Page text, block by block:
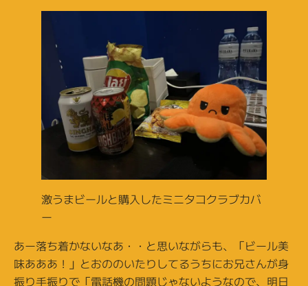
激うまビールと購入したミニタコクラブカバ
ー
あー落ち着かないなあ・・と思いながらも、「ビール美
味あああ！」とおののいたりしてるうちにお兄さんが身
振り手振りで「電話機の問題じゃないようなので、明日